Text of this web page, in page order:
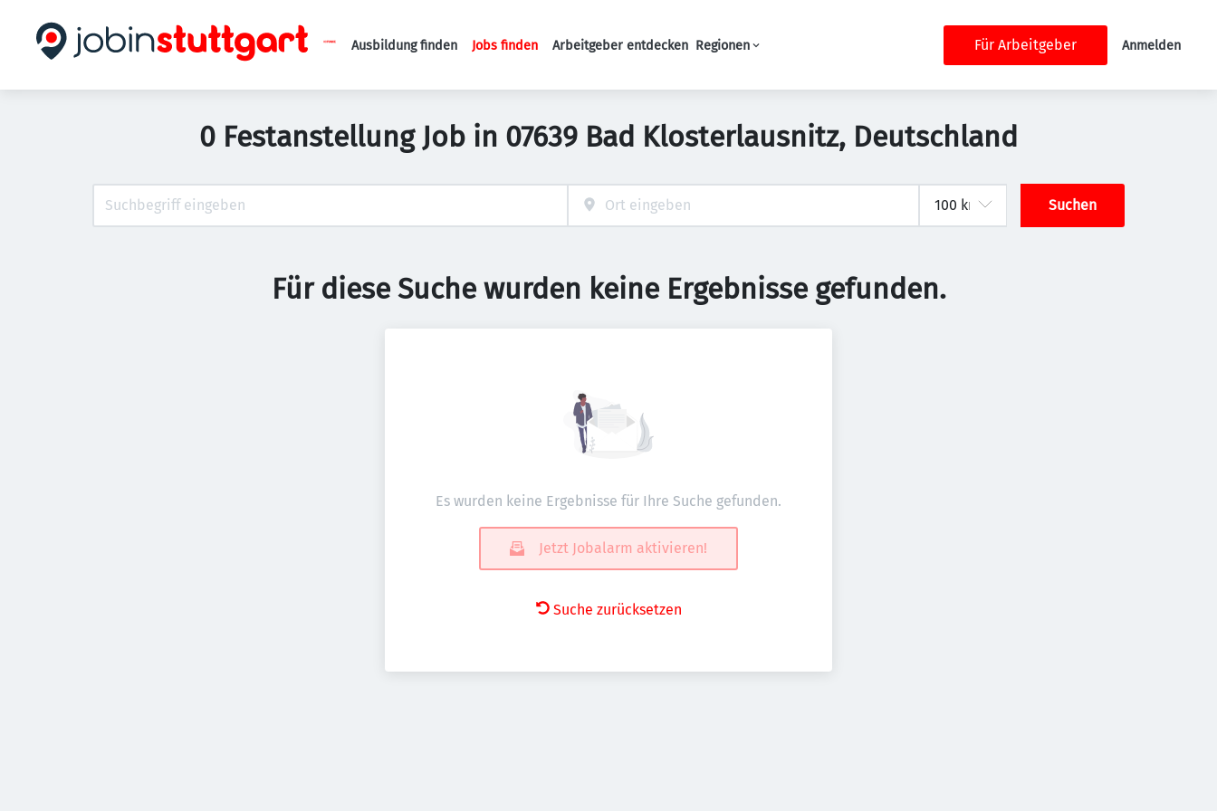
Haupt-Navigation
Ausbildung finden Jobs finden Arbeitgeber entdecken Regionen Für Arbeitgeber Anmelden
0 Festanstellung Job in 07639 Bad Klosterlausnitz, Deutschland
Suchen
Für diese Suche wurden keine Ergebnisse gefunden.
Es wurden keine Ergebnisse für Ihre Suche gefunden.
Jetzt Jobalarm aktivieren!
Suche zurücksetzen